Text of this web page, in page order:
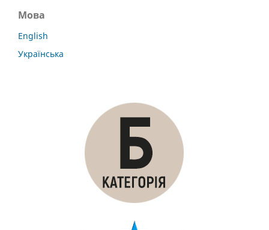
Мова
English
Українська